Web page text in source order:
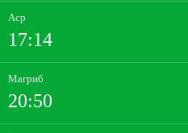
Аср
17:14
Магриб
20:50